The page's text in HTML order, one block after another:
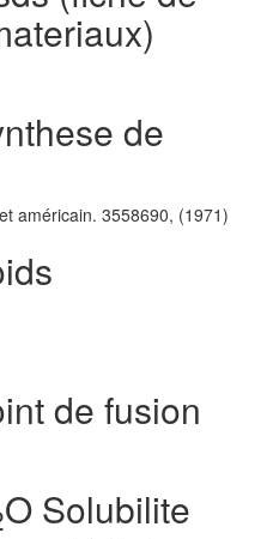
de
américain. 3558690, (1971)
de fusion
O Solubilite